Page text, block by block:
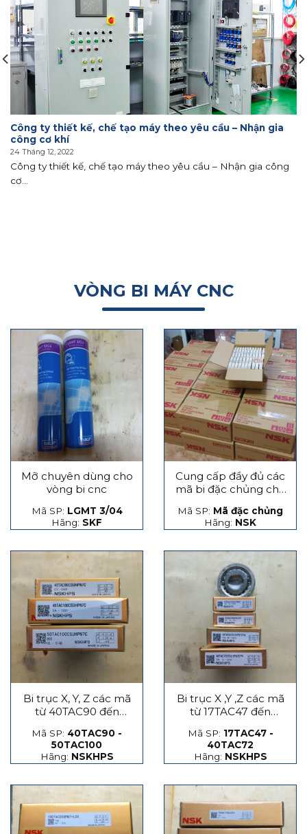
Công ty thiết kế, chế tạo máy theo yêu cầu – Nhận gia
công cơ khí
24 Tháng 12, 2022
Công ty thiết kế, chế tạo máy theo yêu cầu – Nhận gia công
cơ...
VÒNG BI MÁY CNC
Mỡ chuyên dùng cho
vòng bi cnc
Mã SP: LGMT 3/04
Hãng: SKF
Cung cấp đầy đủ các
mã bi đặc chủng cho
Mã SP: Mã đặc chủng
Hãng: NSK
Bi trục X, Y, Z các mã
từ 40TAC90 đến
Mã SP: 40TAC90 -
50TAC100
Hãng: NSKHPS
Bi trục X ,Y ,Z các mã
từ 17TAC47 đến
Mã SP: 17TAC47 -
40TAC72
Hãng: NSKHPS